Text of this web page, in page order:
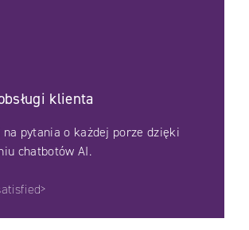
klienta
na pytania o każdej porze dzięki
chatbotów AI.